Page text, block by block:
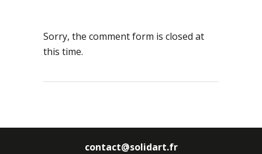
Sorry, the comment form is closed at
this time.
contact@solidart.fr